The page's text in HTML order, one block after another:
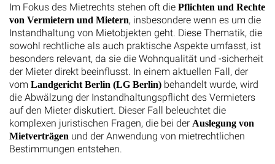
Im Fokus des Mietrechts stehen oft die Pflichten und Rechte
von Vermietern und Mietern, insbesondere wenn es um die
Instandhaltung von Mietobjekten geht. Diese Thematik, die
sowohl rechtliche als auch praktische Aspekte umfasst, ist
besonders relevant, da sie die Wohnqualität und -sicherheit
der Mieter direkt beeinflusst. In einem aktuellen Fall, der
vom Landgericht Berlin (LG Berlin) behandelt wurde, wird
die Abwälzung der Instandhaltungspflicht des Vermieters
auf den Mieter diskutiert. Dieser Fall beleuchtet die
komplexen juristischen Fragen, die bei der Auslegung von
Mietverträgen und der Anwendung von mietrechtlichen
Bestimmungen entstehen.